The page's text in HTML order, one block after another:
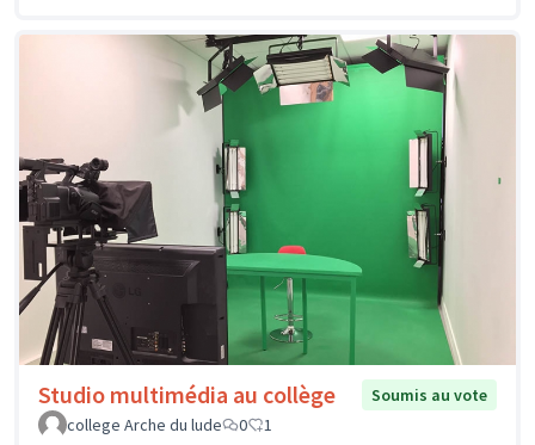
Studio multimédia au collège
Soumis au vote
college Arche du lude
0 1